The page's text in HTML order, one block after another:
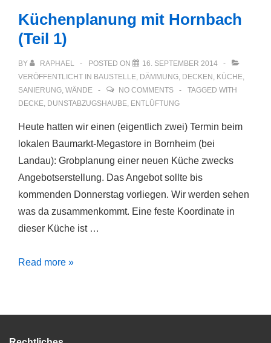
Küchenplanung mit Hornbach
(Teil 1)
BY RAPHAEL POSTED ON
16. SEPTEMBER 2014
VERÖFFENTLICHT IN BAUSTELLE, DÄMMUNG, DECKEN , KÜCHE,
SANIERUNG, WÄNDE NO COMMENTS
TAGGED WITH
DECKE, DUNSTABZUGSHAUBE, ENTLÜFTUNG
Heute hatten wir einen (eigentlich zwei) Termin beim
lokalen Baumarkt-Megastore in Bornheim (bei
Landau): Grobplanung einer neuen Küche zwecks
Angebotserstellung. Das Angebot sollte bis
kommenden Donnerstag vorliegen. Wir werden sehen
was da zusammenkommt. Eine feste Koordinate in
dieser Küche ist …
Küchenplanung
(Teil
Read more »